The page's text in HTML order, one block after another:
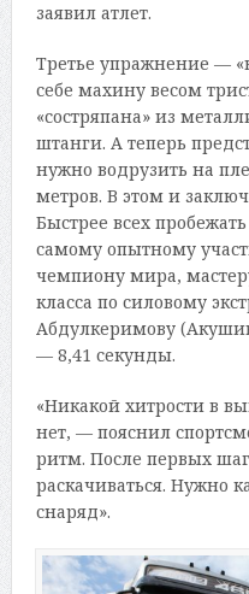
заявил атлет.
Третье упражнение —
себе махину весом
«состряпана» из
штанги. А теперь
нужно водрузить на
метров. В этом и
Быстрее всех
самому опытному
чемпиону мира,
класса по силовому
Абдулкеримову
— 8,41 секунды.
«Никакой хитрости в
нет, — пояснил
ритм. После первых
раскачиваться. Нужно
снаряд».